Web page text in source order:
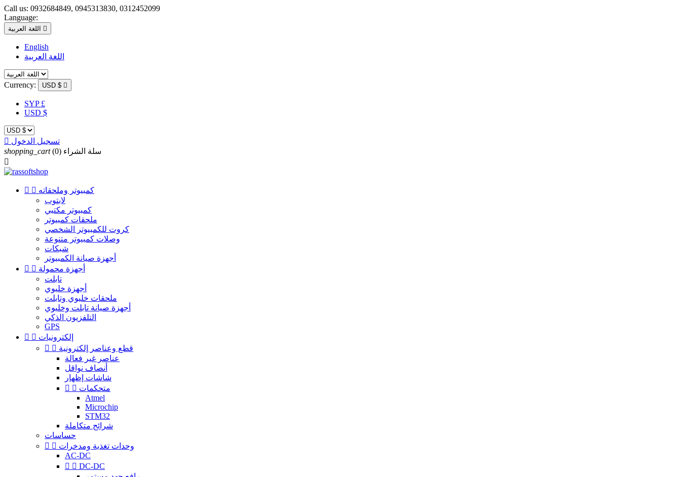
Call us: 0932684849, 0945313830, 0312452099
Language:
اللغة العربية 
English
اللغة العربية
Currency: USD $ 
SYP £
USD $
 تسجيل الدخول
shopping_cart
سلة الشراء (0)

  كمبيوتر وملحقاته
لابتوب
كمبيوتر مكتبي
ملحقات كمبيوتر
كروت للكمبيوتر الشخصي
وصلات كمبيوتر متنوعة
شبكات
أجهزة صيانة الكمبيوتر
  أجهزة محمولة
تابلت
أجهزة خليوي
ملحقات خليوي وتابلت
أجهزة صيانة تابلت وخليوي
التلفزيون الذكي
GPS
  إلكترونيات
  قطع وعناصر إلكترونية
عناصر غير فعالة
أنصاف نواقل
شاشات إظهار
  متحكمات
Atmel
Microchip
STM32
شرائح متكاملة
حساسات
  وحدات تغذية ومدخرات
AC-DC
  DC-DC